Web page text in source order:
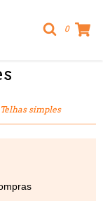
0
Telhas simples